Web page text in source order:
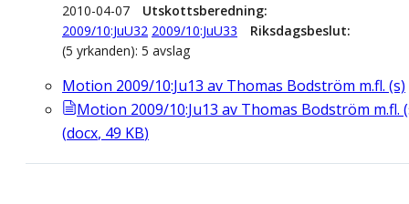
2010-04-07
Utskottsberedning
2009/10:JuU32 2009/10:JuU33
Riksdagsbeslut
(5 yrkanden): 5 avslag
Motion 2009/10:Ju13 av Thomas Bodström m.fl. (s)
Motion 2009/10:Ju13 av Thomas Bodström m.fl.
(docx, 49 KB)